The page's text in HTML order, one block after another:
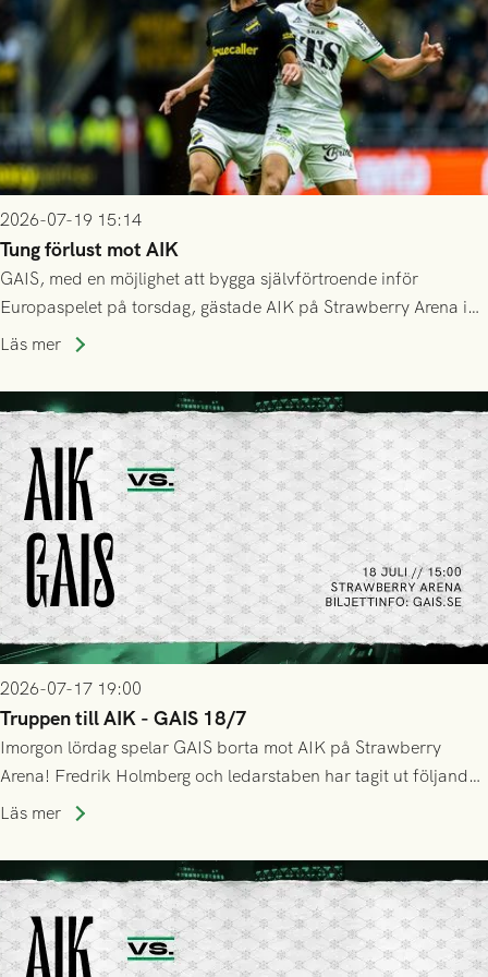
2026-07-19 15:14
Tung förlust mot AIK
GAIS, med en möjlighet att bygga självförtroende inför
Europaspelet på torsdag, gästade AIK på Strawberry Arena i
Stockholm . Men trots konstant hotande i första halvlek av
lyckades få in 2-0.
Läs mer
2026-07-17 19:00
Truppen till AIK - GAIS 18/7
Imorgon lördag spelar GAIS borta mot AIK på Strawberry
Arena! Fredrik Holmberg och ledarstaben har tagit ut följande
trupp till matchen:
Läs mer